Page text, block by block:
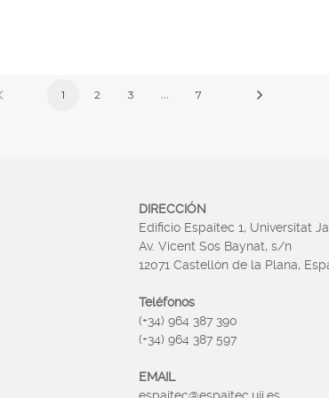
1 2 3 … 7
DIRECCIÓN
Edificio Espaitec 1, Universitat
Av. Vicent Sos Baynat, s/n
12071 Castellón de la Plana,
Teléfonos
(+34) 964 387 390
(+34) 964 387 597
EMAIL